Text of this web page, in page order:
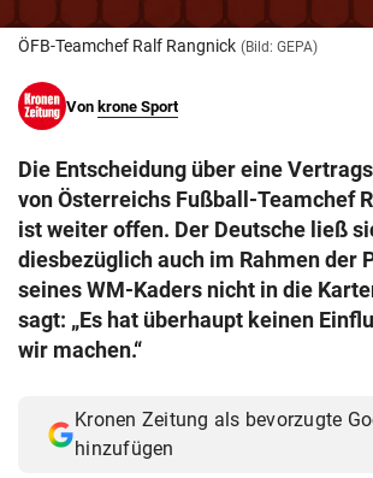
ÖFB-Teamchef Ralf Rangnick (Bild: GEPA)
Von krone Sport
Die Entscheidung über eine
von Österreichs Fußball-Teamchef
ist weiter offen. Der Deutsche ließ
diesbezüglich auch im Rahmen der
seines WM-Kaders nicht in die
sagt: „Es hat überhaupt keinen
wir machen.“
Kronen Zeitung als bevorzugte
hinzufügen